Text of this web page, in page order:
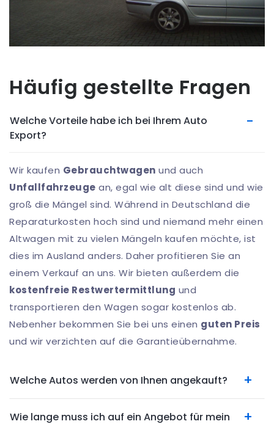
Häufig gestellte Fragen
Welche Vorteile habe ich bei Ihrem Auto
Export?
Wir kaufen Gebrauchtwagen und auch
Unfallfahrzeuge an, egal wie alt diese sind und wie
groß die Mängel sind. Während in Deutschland die
Reparaturkosten hoch sind und niemand mehr einen
Altwagen mit zu vielen Mängeln kaufen möchte, ist
dies im Ausland anders. Daher profitieren Sie an
einem Verkauf an uns. Wir bieten außerdem die
kostenfreie Restwertermittlung und
transportieren den Wagen sogar kostenlos ab.
Nebenher bekommen Sie bei uns einen guten Preis
und wir verzichten auf die Garantieübernahme.
Welche Autos werden von Ihnen angekauft?
Wie lange muss ich auf ein Angebot für mein